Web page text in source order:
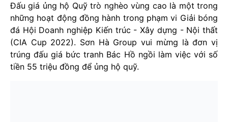
Đấu giá ủng hộ Quỹ trò nghèo vùng cao là một trong
những hoạt động đồng hành trong phạm vi Giải bóng
đá Hội Doanh nghiệp Kiến trúc - Xây dựng - Nội thất
(CIA Cup 2022). Sơn Hà Group vui mừng là đơn vị
trúng đấu giá bức tranh Bác Hồ ngồi làm việc với số
tiền 55 triệu đồng để ủng hộ quỹ.